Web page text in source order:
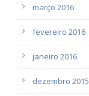
março 2016
fevereiro 2016
janeiro 2016
dezembro 2015